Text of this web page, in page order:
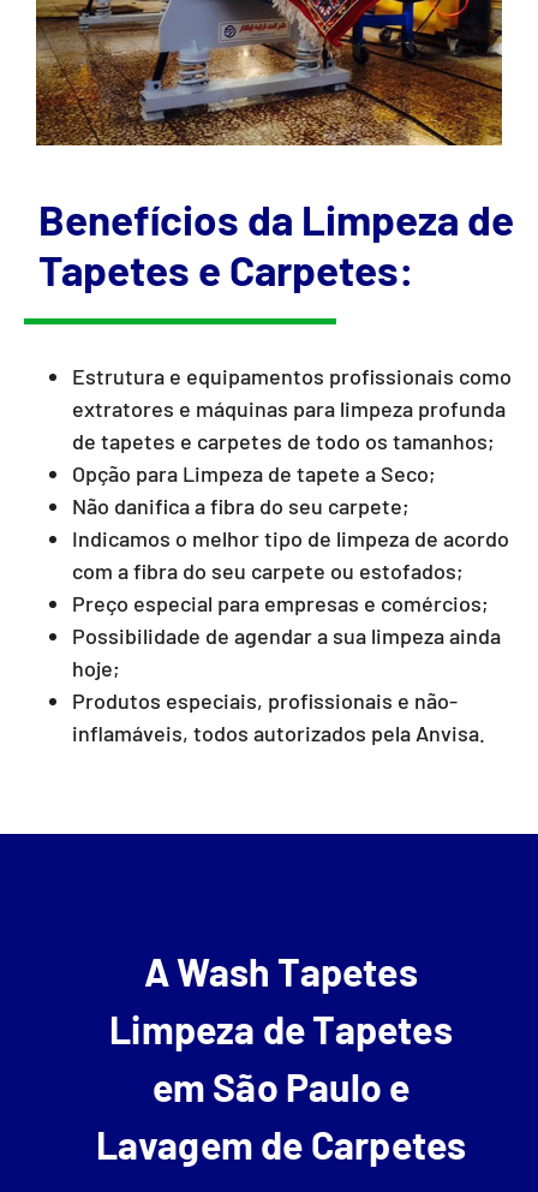
Benefícios da Limpeza de
Tapetes e Carpetes:
Estrutura e equipamentos profissionais como
extratores e máquinas para limpeza profunda
de tapetes e carpetes de todo os tamanhos;
Opção para Limpeza de tapete a Seco;
Não danifica a fibra do seu carpete;
Indicamos o melhor tipo de limpeza de acordo
com a fibra do seu carpete ou estofados;
Preço especial para empresas e comércios;
Possibilidade de agendar a sua limpeza ainda
hoje;
Produtos especiais, profissionais e não-
inflamáveis, todos autorizados pela Anvisa.
A Wash Tapetes
Limpeza de Tapetes
em São Paulo e
Lavagem de Carpetes